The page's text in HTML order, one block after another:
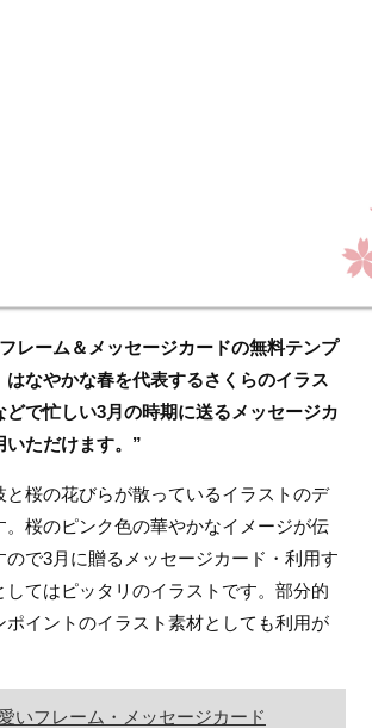
レーム＆メッセージカードの無料テンプ
はなやかな春を代表するさくらのイラス
どで忙しい3月の時期に送るメッセージカ
いただけます。”
と桜の花びらが散っているイラストのデ
。桜のピンク色の華やかなイメージが伝
ので3月に贈るメッセージカード・利用す
してはピッタリのイラストです。部分的
ポイントのイラスト素材としても利用が
いフレーム・メッセージカード